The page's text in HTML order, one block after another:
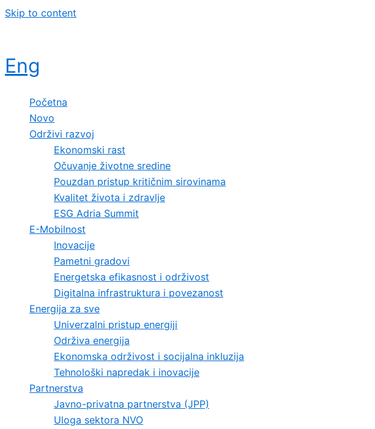
Skip to content
Eng
Početna
Novo
Održivi razvoj
Ekonomski rast
Očuvanje životne sredine
Pouzdan pristup kritičnim sirovinama
Kvalitet života i zdravlje
ESG Adria Summit
E-Mobilnost
Inovacije
Pametni gradovi
Energetska efikasnost i održivost
Digitalna infrastruktura i povezanost
Energija za sve
Univerzalni pristup energiji
Održiva energija
Ekonomska održivost i socijalna inkluzija
Tehnološki napredak i inovacije
Partnerstva
Javno-privatna partnerstva (JPP)
Uloga sektora NVO